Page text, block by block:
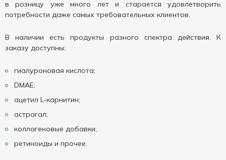
в розницу уже много лет и старается удовлетворить
потребности даже самых требовательных клиентов.
В наличии есть продукты разного спектра действия. К
заказу доступны:
гиалуроновая кислота;
DMAE;
ацетил L-карнитин;
астрагал;
коллагеновые добавки;
ретиноиды и прочее.